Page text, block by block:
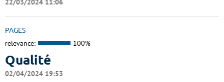
22/03/2024 11:06
PAGES
relevance: 100%
Qualité
02/04/2024 19:53